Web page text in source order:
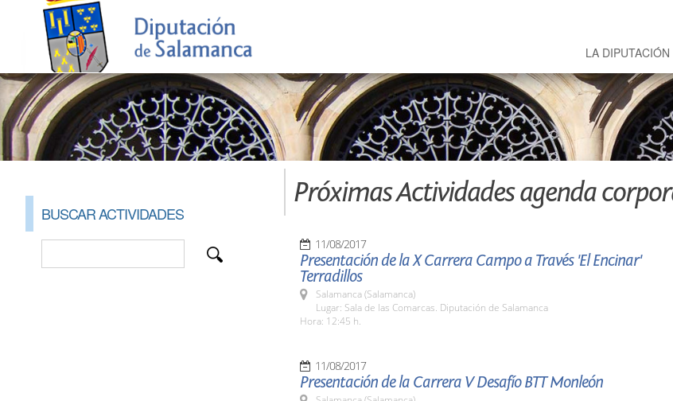
LA DIPUTACIÓN
BUSCAR ACTIVIDADES
Próximas Actividades agenda
11/08/2017
Presentación de la X Carrera Campo a Través 'El Encinar'
Terradillos
Salamanca (Salamanca)
Lugar: Sala de las Comarcas. Diputación de Salamanca
Hora: 12:45 h.
11/08/2017
Presentación de la Carrera V Desafío BTT Monleón